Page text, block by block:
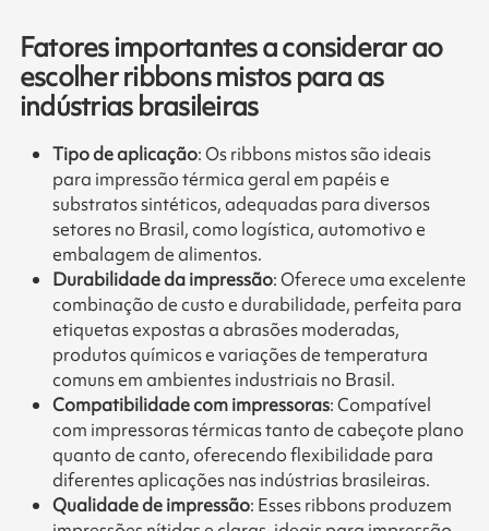
Fatores importantes a considerar ao
escolher ribbons mistos para as
indústrias brasileiras
Tipo de aplicação: Os ribbons mistos são ideais
para impressão térmica geral em papéis e
substratos sintéticos, adequadas para diversos
setores no Brasil, como logística, automotivo e
embalagem de alimentos.
Durabilidade da impressão: Oferece uma excelente
combinação de custo e durabilidade, perfeita para
etiquetas expostas a abrasões moderadas,
produtos químicos e variações de temperatura
comuns em ambientes industriais no Brasil.
Compatibilidade com impressoras: Compatível
com impressoras térmicas tanto de cabeçote plano
quanto de canto, oferecendo flexibilidade para
diferentes aplicações nas indústrias brasileiras.
Qualidade de impressão: Esses ribbons produzem